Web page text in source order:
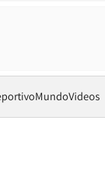
MundoVideos